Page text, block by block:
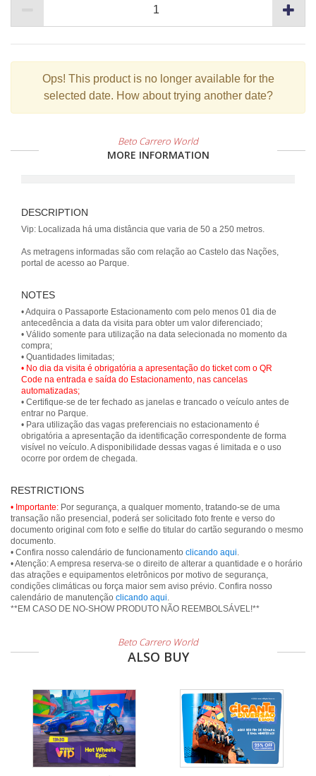
Ops! This product is no longer available for the
selected date. How about trying another date?
Beto Carrero World
MORE INFORMATION
DESCRIPTION
Vip: Localizada há uma distância que varia de 50 a 250 metros.
As metragens informadas são com relação ao Castelo das Nações,
portal de acesso ao Parque.
NOTES
• Adquira o Passaporte Estacionamento com pelo menos 01 dia de
antecedência a data da visita para obter um valor diferenciado;
• Válido somente para utilização na data selecionada no momento da
compra;
• No dia da visita é obrigatória a apresentação do ticket com o QR
Code na entrada e saída do Estacionamento, nas cancelas
automatizadas;
• Certifique-se de ter fechado as janelas e trancado o veículo antes de
entrar no Parque.
• Para utilização das vagas preferenciais no estacionamento é
obrigatória a apresentação da identificação correspondente de forma
visível no veículo. A disponibilidade dessas vagas é limitada e o uso
ocorre por ordem de chegada.
RESTRICTIONS
• Importante: Por segurança, a qualquer momento, tratando-se de uma
transação não presencial, poderá ser solicitado foto frente e verso do
documento original com foto e selfie do titular do cartão segurando o mesmo
documento.
• Confira nosso calendário de funcionamento clicando aqui.
• Atenção: A empresa reserva-se o direito de alterar a quantidade e o horário
das atrações e equipamentos eletrônicos por motivo de segurança,
condições climáticas ou força maior sem aviso prévio. Confira nosso
calendário de manutenção clicando aqui.
**EM CASO DE NO-SHOW PRODUTO NÃO REEMBOLSÁVEL!**
Beto Carrero World
ALSO BUY